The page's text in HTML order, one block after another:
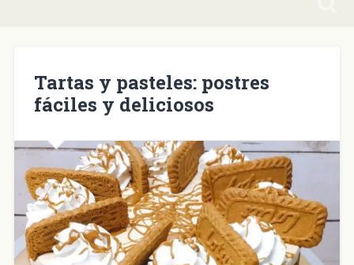
Tartas y pasteles: postres
fáciles y deliciosos